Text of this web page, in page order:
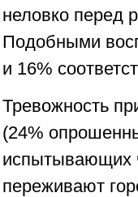
неловко перед
Подобными
и 16%
Тревожность
(24%
испытывающих
переживают